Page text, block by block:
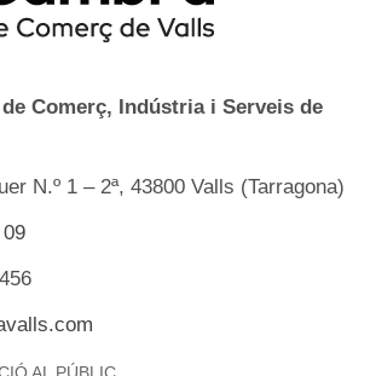
Comerç, Indústria i Serveis de
N.º 1 – 2ª, 43800 Valls (Tarragona)
AL PÚBLIC